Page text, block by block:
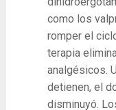
como los
romper el
terapia
analgésicos.
detienen, el
disminuyó.